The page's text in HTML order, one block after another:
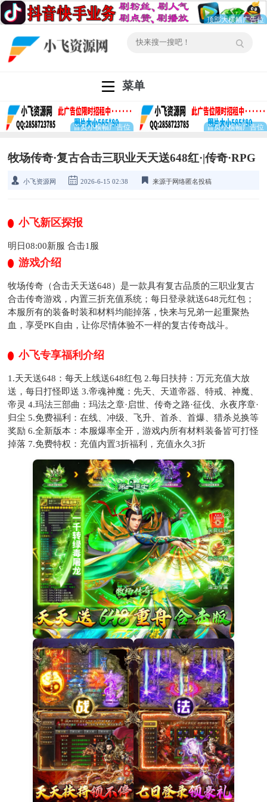
菜单
牧场传奇·复古合击三职业天天送648红·|传奇·RPG
小飞资源网 2026-6-15 02:38 来源于网络匿名投稿
小飞新区探报
明日08:00新服 合击1服
游戏介绍
牧场传奇（合击天天送648）是一款具有复古品质的三职业复古
合击传奇游戏，内置三折充值系统；每日登录就送648元红包；
本服所有的装备时装和材料均能掉落，快来与兄弟一起重聚热
血，享受PK自由，让你尽情体验不一样的复古传奇战斗。
小飞专享福利介绍
1.天天送648：每天上线送648红包 2.每日扶持：万元充值大放
送，每日打怪即送 3.帝魂神魔：先天、天道帝器、特戒、神魔、
帝灵 4.玛法三部曲：玛法之章·启世、传奇之路·征伐、永夜序章·
归尘 5.免费福利：在线、冲级、飞升、首杀、首爆、猎杀兑换等
奖励 6.全新版本：本服爆率全开，游戏内所有材料装备皆可打怪
掉落 7.免费特权：充值内置3折福利，充值永久3折